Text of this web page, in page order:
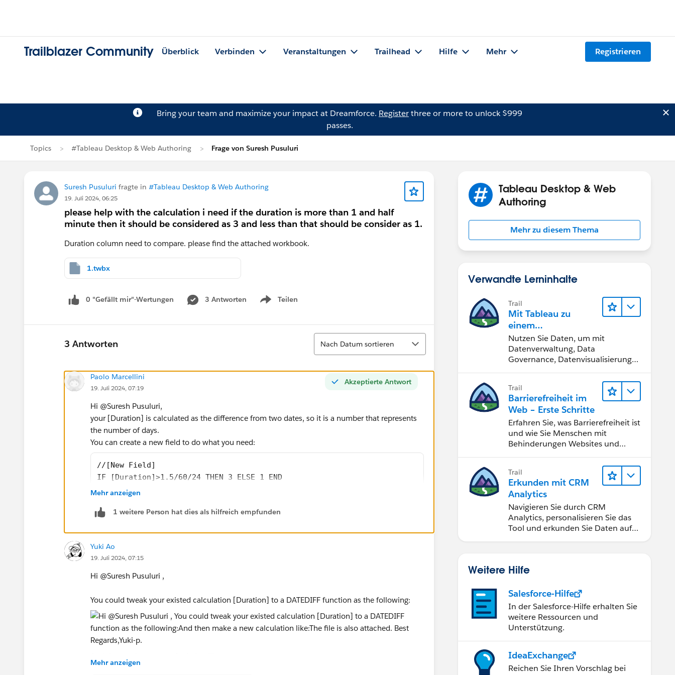
Trailblazer Community Überblick Verbinden Veranstaltungen Trailhead Hilfe Mehr Registrieren
Bring your team and maximize your impact at Dreamforce. Registerthree or more to unlock $999
passes.
Topics #Tableau Desktop & Web Authoring Frage von Suresh Pusuluri
Suresh Pusuluri fragte in #Tableau Desktop & Web Authoring
19. Juli 2024, 06:25
please help with the calculation i need if the duration is more than 1 and half
minute then it should be considered as 3 and less than that should be consider as 1.
Duration column need to compare. please find the attached workbook.
1.twbx
0 "Gefällt mir"-Wertungen 3 Antworten Teilen
Show menu
3 Antworten
Sortieren
Nach Datum sortieren
Akzeptierte Antwort
Paolo Marcellini
19. Juli 2024, 07:19
Hi @Suresh Pusuluri​,
your [Duration] is calculated as the difference from two dates, so it is a number that represents
the number of days.
You can create a new field to do what you need:
//[New Field]
IF [Duration]>1.5/60/24 THEN 3 ELSE 1 END
This work if you want to compare duration to 1.5 minutes row by row and the aggregate.
If you want, instead, to aggregate duration first, you need to change the above formula as
follows:
IF SUM([Duration])>1.5/60/24 THEN 3 ELSE 1 END
I hope this helps.
Regards,
Mehr anzeigen
1 weitere Person hat dies als hilfreich empfunden
Yuki Ao
19. Juli 2024, 07:15
Hi @Suresh Pusuluri​ ,
You could tweak your existed calculation [Duration] to a DATEDIFF function as the following:
Mehr anzeigen
Tableau Desktop & Web
Authoring
Mehr zu diesem Thema
Verwandte Lerninhalte
Trail
Mit Tableau zu
einem
datengestützten
Team werden
Nutzen Sie Daten, um mit
Datenverwaltung, Data
Governance, Datenvisualisierungs-
Zusammenarbeit bessere
Geschäftsergebnisse zu erzielen.
Trail
Barrierefreiheit im
Web – Erste Schritte
Erfahren Sie, was Barrierefreiheit ist
und wie Sie Menschen mit
Behinderungen Websites und
Trail
Erkunden mit CRM
Analytics
Navigieren Sie durch CRM
Analytics, personalisieren Sie das
Tool und erkunden Sie Daten auf
Weitere Hilfe
Salesforce-Hilfe
In der Salesforce-Hilfe erhalten Sie
weitere Ressourcen und
Unterstützung.
IdeaExchange
Reichen Sie Ihren Vorschlag bei